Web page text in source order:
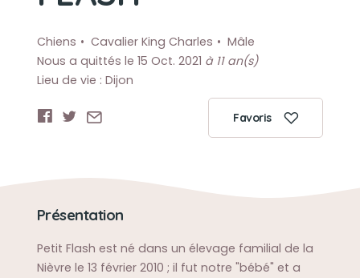
Chiens Cavalier King Charles
Mâle
Nous a quittés le 15 Oct. 2021 à 11 an(s)
Lieu de vie : Dijon
Favoris
Présentation
Petit Flash est né dans un élevage familial de la
Nièvre le 13 février 2010 ; il fut notre "bébé" et a